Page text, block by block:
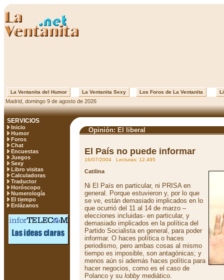
La Ventanita del Humor La Ventanita Sexy Los Foros de La Ventanita
Madrid, domingo 9 de agosto de 2026
SERVICIOS
Inicio
Humor
Foros
Chat
Encuestas
Juegos
Sexy
Libro visitas
Calculadoras
Traductor
Horóscopo
Numerología
El tiempo
Enlázanos
Opinión: El liberal
El País no puede informar
16/07/2004 Lecturas: 12.495
Catilina
Ni El País en particular, ni PRISA en
general. Porque estuvieron y, por lo que
se ve, están demasiado implicados en lo
que ocurrió del 11 al 14 de marzo –
elecciones incluidas- en particular, y
demasiado implicados en la política del
Partido Socialista en general, para poder
informar. O haces política o haces
periodismo, pero ambas cosas al mismo
tiempo es imposible, son antagónicas; y
menos aún si además haces política para
hacer negocios, como es el caso de
Polanco y su lobby mediático.